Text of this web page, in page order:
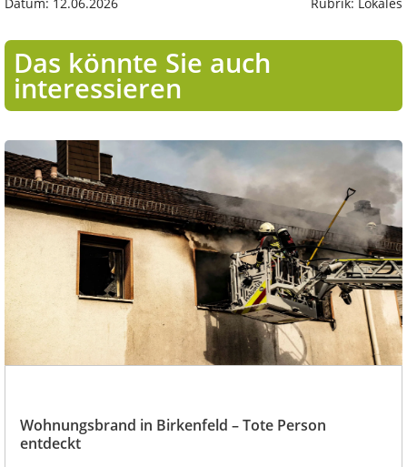
Das könnte Sie auch
interessieren
Wohnungsbrand in Birkenfeld – Tote Person
entdeckt